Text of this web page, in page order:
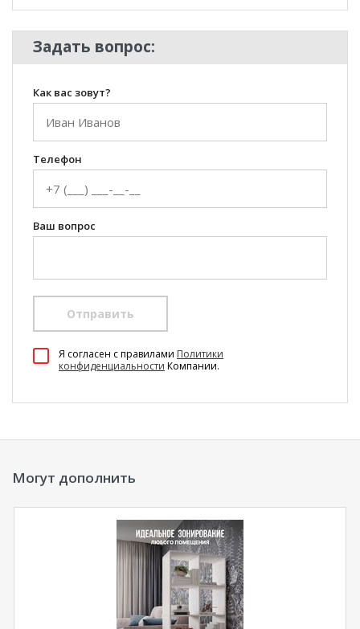
Задать вопрос:
Как вас зовут?
Телефон
Ваш вопрос
Отправить
Я согласен c правилами Политики
конфиденциальности Компании.
Могут дополнить